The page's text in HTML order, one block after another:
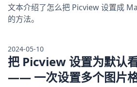
文本介绍了怎么把 Picview 设置成
的方法。
2024-05-10
把 Picview 设置为默认
—— 一次设置多个图片